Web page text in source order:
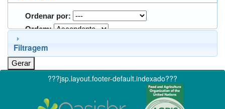
Ordenar por:
Ordem:
Filtragem
???jsp.layout.footer-default.indexado???